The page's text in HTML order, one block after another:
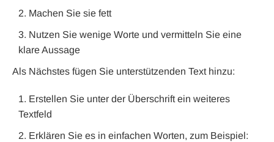
Machen Sie sie fett
Nutzen Sie wenige Worte und vermitteln Sie eine
klare Aussage
Als Nächstes fügen Sie unterstützenden Text hinzu:
Erstellen Sie unter der Überschrift ein weiteres
Textfeld
Erklären Sie es in einfachen Worten, zum Beispiel: